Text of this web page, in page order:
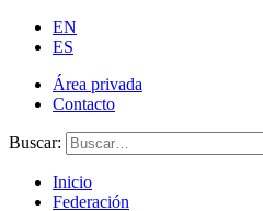
EN
ES
Área privada
Contacto
Buscar:
Inicio
Federación